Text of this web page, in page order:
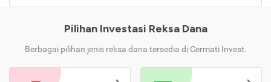
Pilihan Investasi Reksa Dana
Berbagai pilihan jenis reksa dana tersedia di Cermati Invest.